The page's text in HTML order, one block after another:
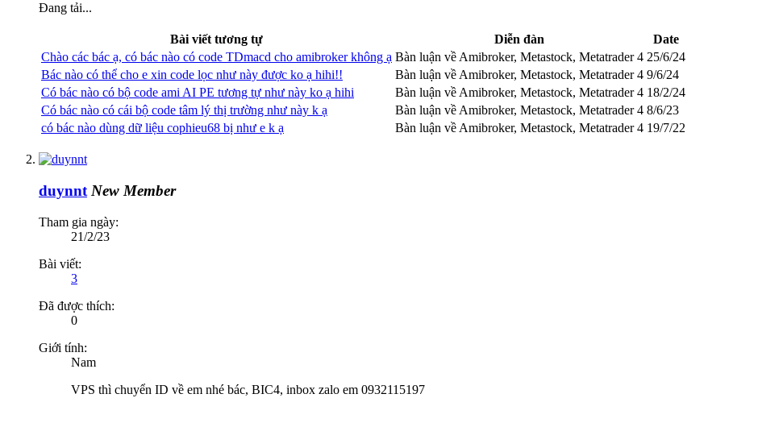
Đang tải...
Bài viết tương tự Diễn đàn
Date
Chào các bác ạ, có bác nào có code TDmacd cho amibroker không ạ Bàn luận về Amibroker, Metastock, Metatrader 4 25/6/24
Bác nào có thể cho e xin code lọc như này được ko ạ hihi!!
Bàn luận về Amibroker, Metastock, Metatrader 4 9/6/24
Có bác nào có bộ code ami AI PE tương tự như này ko ạ hihi
Bàn luận về Amibroker, Metastock, Metatrader 4 18/2/24
Có bác nào có cái bộ code tâm lý thị trường như này k ạ
Bàn luận về Amibroker, Metastock, Metatrader 4 8/6/23
có bác nào dùng dữ liệu cophieu68 bị như e k ạ
Bàn luận về Amibroker, Metastock, Metatrader 4 19/7/22
duynnt New Member
Tham gia ngày:
21/2/23
Bài viết:
3
Đã được thích:
0
Giới tính:
Nam
VPS thì chuyển ID về em nhé bác, BIC4, inbox zalo em 0932115197